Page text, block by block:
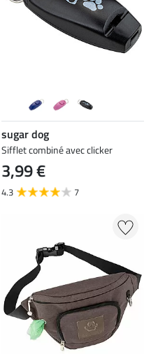
sugar dog
Sifflet combiné avec clicker
3,99 €
4.3 7